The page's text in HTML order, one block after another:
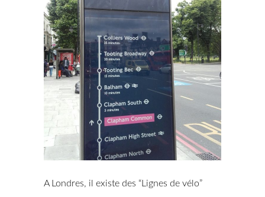
A Londres, il existe des “Lignes de vélo”